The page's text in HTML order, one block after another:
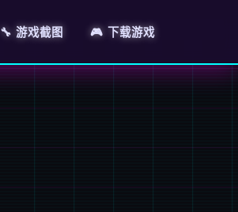
🔧 游戏截图 🎮 下载游戏